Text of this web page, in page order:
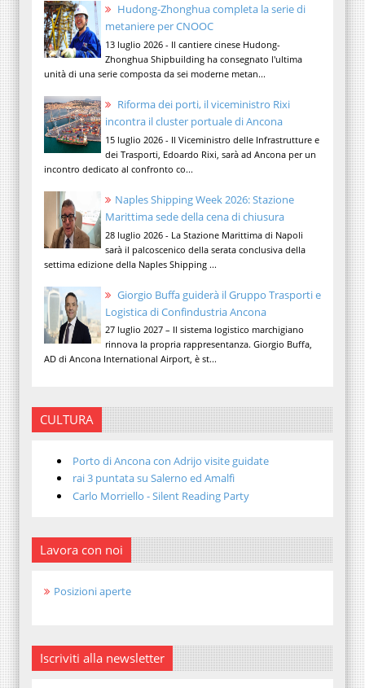
Hudong-Zhonghua completa la serie di
metaniere per CNOOC
13 luglio 2026 - Il cantiere cinese Hudong-
Zhonghua Shipbuilding ha consegnato l'ultima
unità di una serie composta da sei moderne metan...
Riforma dei porti, il viceministro Rixi
incontra il cluster portuale di Ancona
15 luglio 2026 - Il Viceministro delle Infrastrutture e
dei Trasporti, Edoardo Rixi, sarà ad Ancona per un
incontro dedicato al confronto co...
Naples Shipping Week 2026: Stazione
Marittima sede della cena di chiusura
28 luglio 2026 - La Stazione Marittima di Napoli
sarà il palcoscenico della serata conclusiva della
settima edizione della Naples Shipping ...
Giorgio Buffa guiderà il Gruppo Trasporti e
Logistica di Confindustria Ancona
27 luglio 2027 – Il sistema logistico marchigiano
rinnova la propria rappresentanza. Giorgio Buffa,
AD di Ancona International Airport, è st...
CULTURA
Porto di Ancona con Adrijo visite guidate
rai 3 puntata su Salerno ed Amalfi
Carlo Morriello - Silent Reading Party
Lavora con noi
Posizioni aperte
Iscriviti alla newsletter